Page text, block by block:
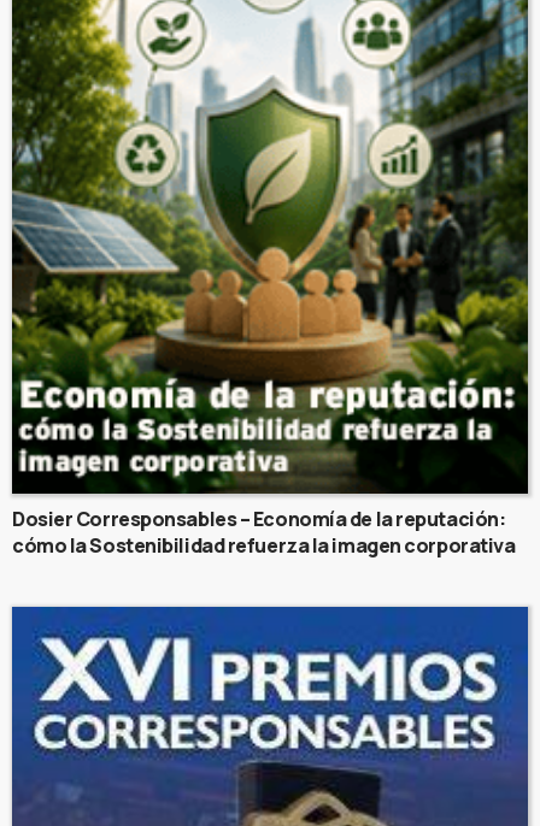
Dosier Corresponsables – Economía de la reputación:
cómo la Sostenibilidad refuerza la imagen corporativa